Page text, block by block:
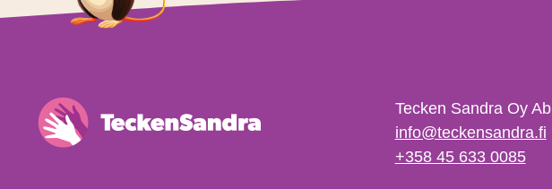
Tecken Sandra Oy Ab
info@teckensandra.fi
+358 45 633 0085